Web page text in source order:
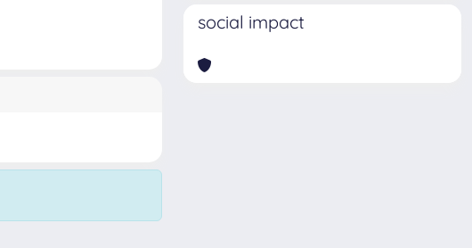
social impact